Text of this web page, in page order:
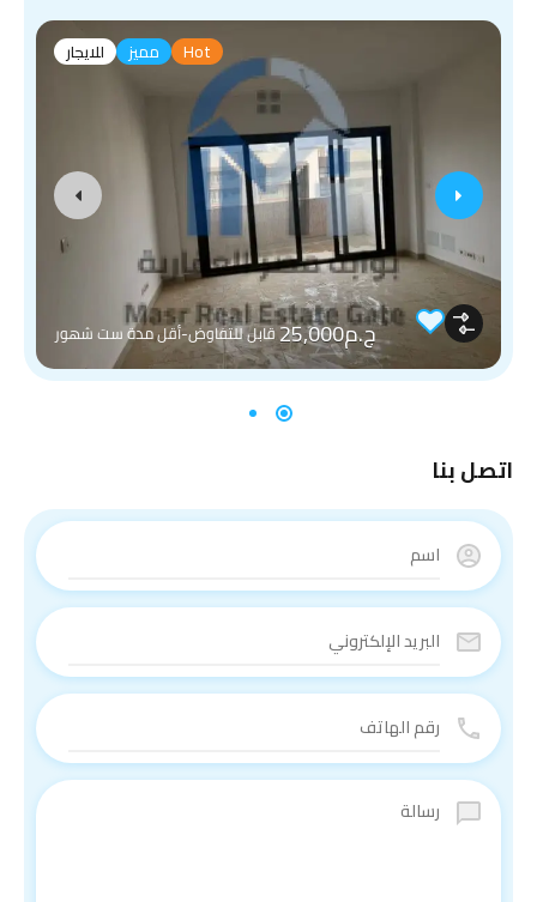
للايجار مميز Hot
ج.م25,000 قابل للتفاوض-أقل مدة ست شهور
اتصل بنا